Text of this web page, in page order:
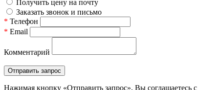
Получить цену на почту
Заказать звонок и письмо
* Телефон
* Email
Комментарий
Нажимая кнопку «Отправить запрос», Вы соглашаетесь c